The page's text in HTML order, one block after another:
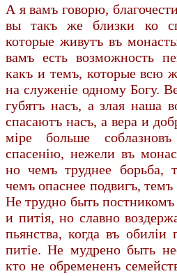
А я вамъ говорю,
вы такъ же близки ко
которые живутъ въ
вамъ есть возможность
какъ и темъ, которые всю
на служенiе одному Богу.
губятъ насъ, а злая наша
спасаютъ насъ, а вера и
мiре больше
спасенiю, нежели въ
но чемъ труднее борьба,
чемъ опаснее подвигъ,
Не трудно быть
и питiя, но славно
пьянства, когда въ обилiи
питiе. Не мудрено быть
кто не обремененъ